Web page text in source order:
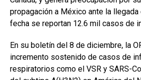
propagación a México ante la llegada
fecha se reportan 12.6 mil casos de
En su boletín del 8 de diciembre, la
incremento sostenido de casos de
respiratorios como el VSR y SARS-